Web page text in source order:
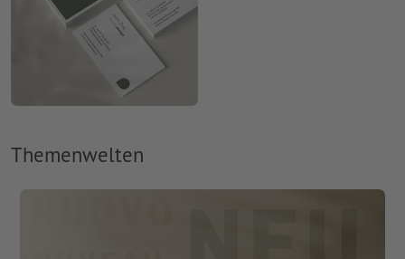
Themenwelten